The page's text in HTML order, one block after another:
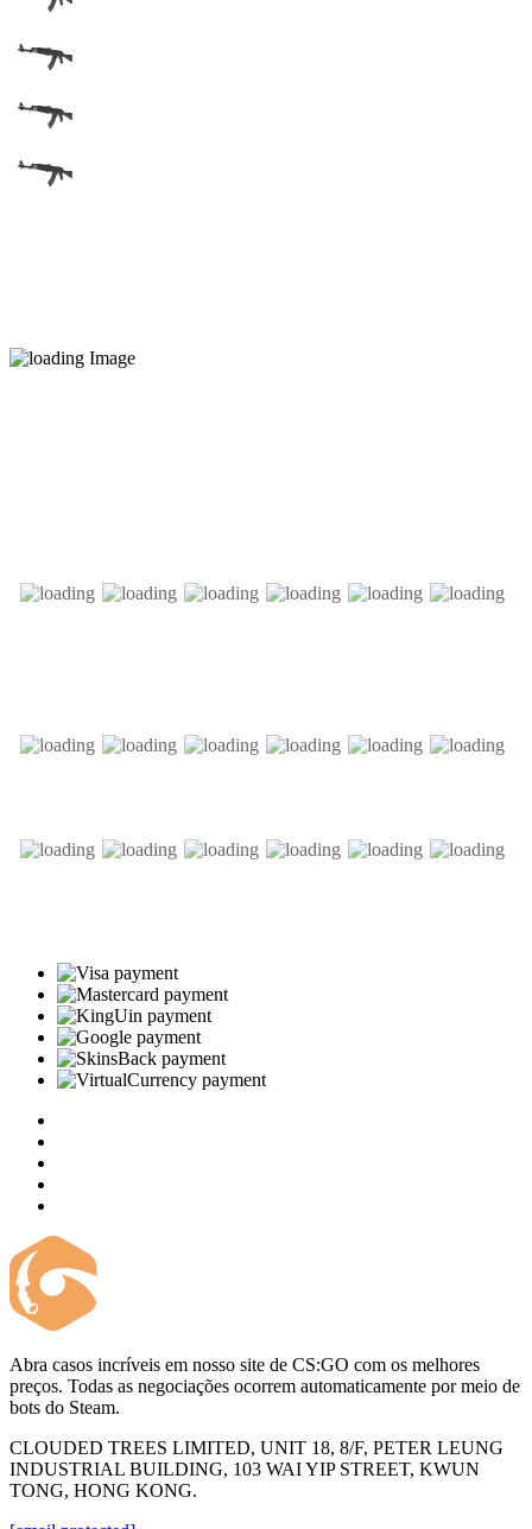
Abra casos incríveis em nosso site de CS:GO com os melhores
preços. Todas as negociações ocorrem automaticamente por meio de
bots do Steam.
CLOUDED TREES LIMITED, UNIT 18, 8/F, PETER LEUNG
INDUSTRIAL BUILDING, 103 WAI YIP STREET, KWUN
TONG, HONG KONG.